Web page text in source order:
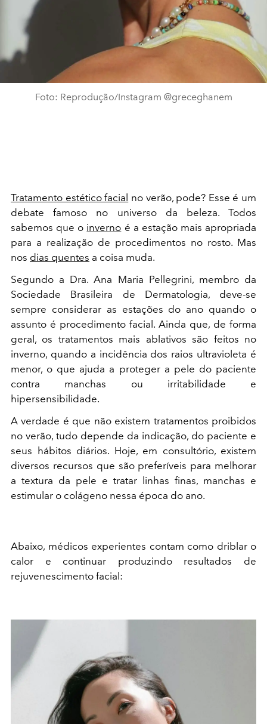
Foto: Reprodução/Instagram @greceghanem
Tratamento estético facial no verão, pode? Esse é um
debate famoso no universo da beleza. Todos
sabemos que o inverno é a estação mais apropriada
para a realização de procedimentos no rosto. Mas
nos dias quentes a coisa muda.
Segundo a Dra. Ana Maria Pellegrini, membro da
Sociedade Brasileira de Dermatologia, deve-se
sempre considerar as estações do ano quando o
assunto é procedimento facial. Ainda que, de forma
geral, os tratamentos mais ablativos são feitos no
inverno, quando a incidência dos raios ultravioleta é
menor, o que ajuda a proteger a pele do paciente
contra manchas ou irritabilidade e
hipersensibilidade.
A verdade é que não existem tratamentos proibidos
no verão, tudo depende da indicação, do paciente e
seus hábitos diários. Hoje, em consultório, existem
diversos recursos que são preferíveis para melhorar
a textura da pele e tratar linhas finas, manchas e
estimular o colágeno nessa época do ano.
Abaixo, médicos experientes contam como driblar o
calor e continuar produzindo resultados de
rejuvenescimento facial: